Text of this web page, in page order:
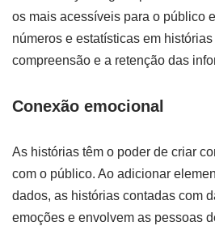
os mais acessíveis para o público
números e estatísticas em
compreensão e a retenção das
Conexão emocional
As histórias têm o poder de criar
com o público. Ao adicionar
dados, as histórias contadas com
emoções e envolvem as pessoas